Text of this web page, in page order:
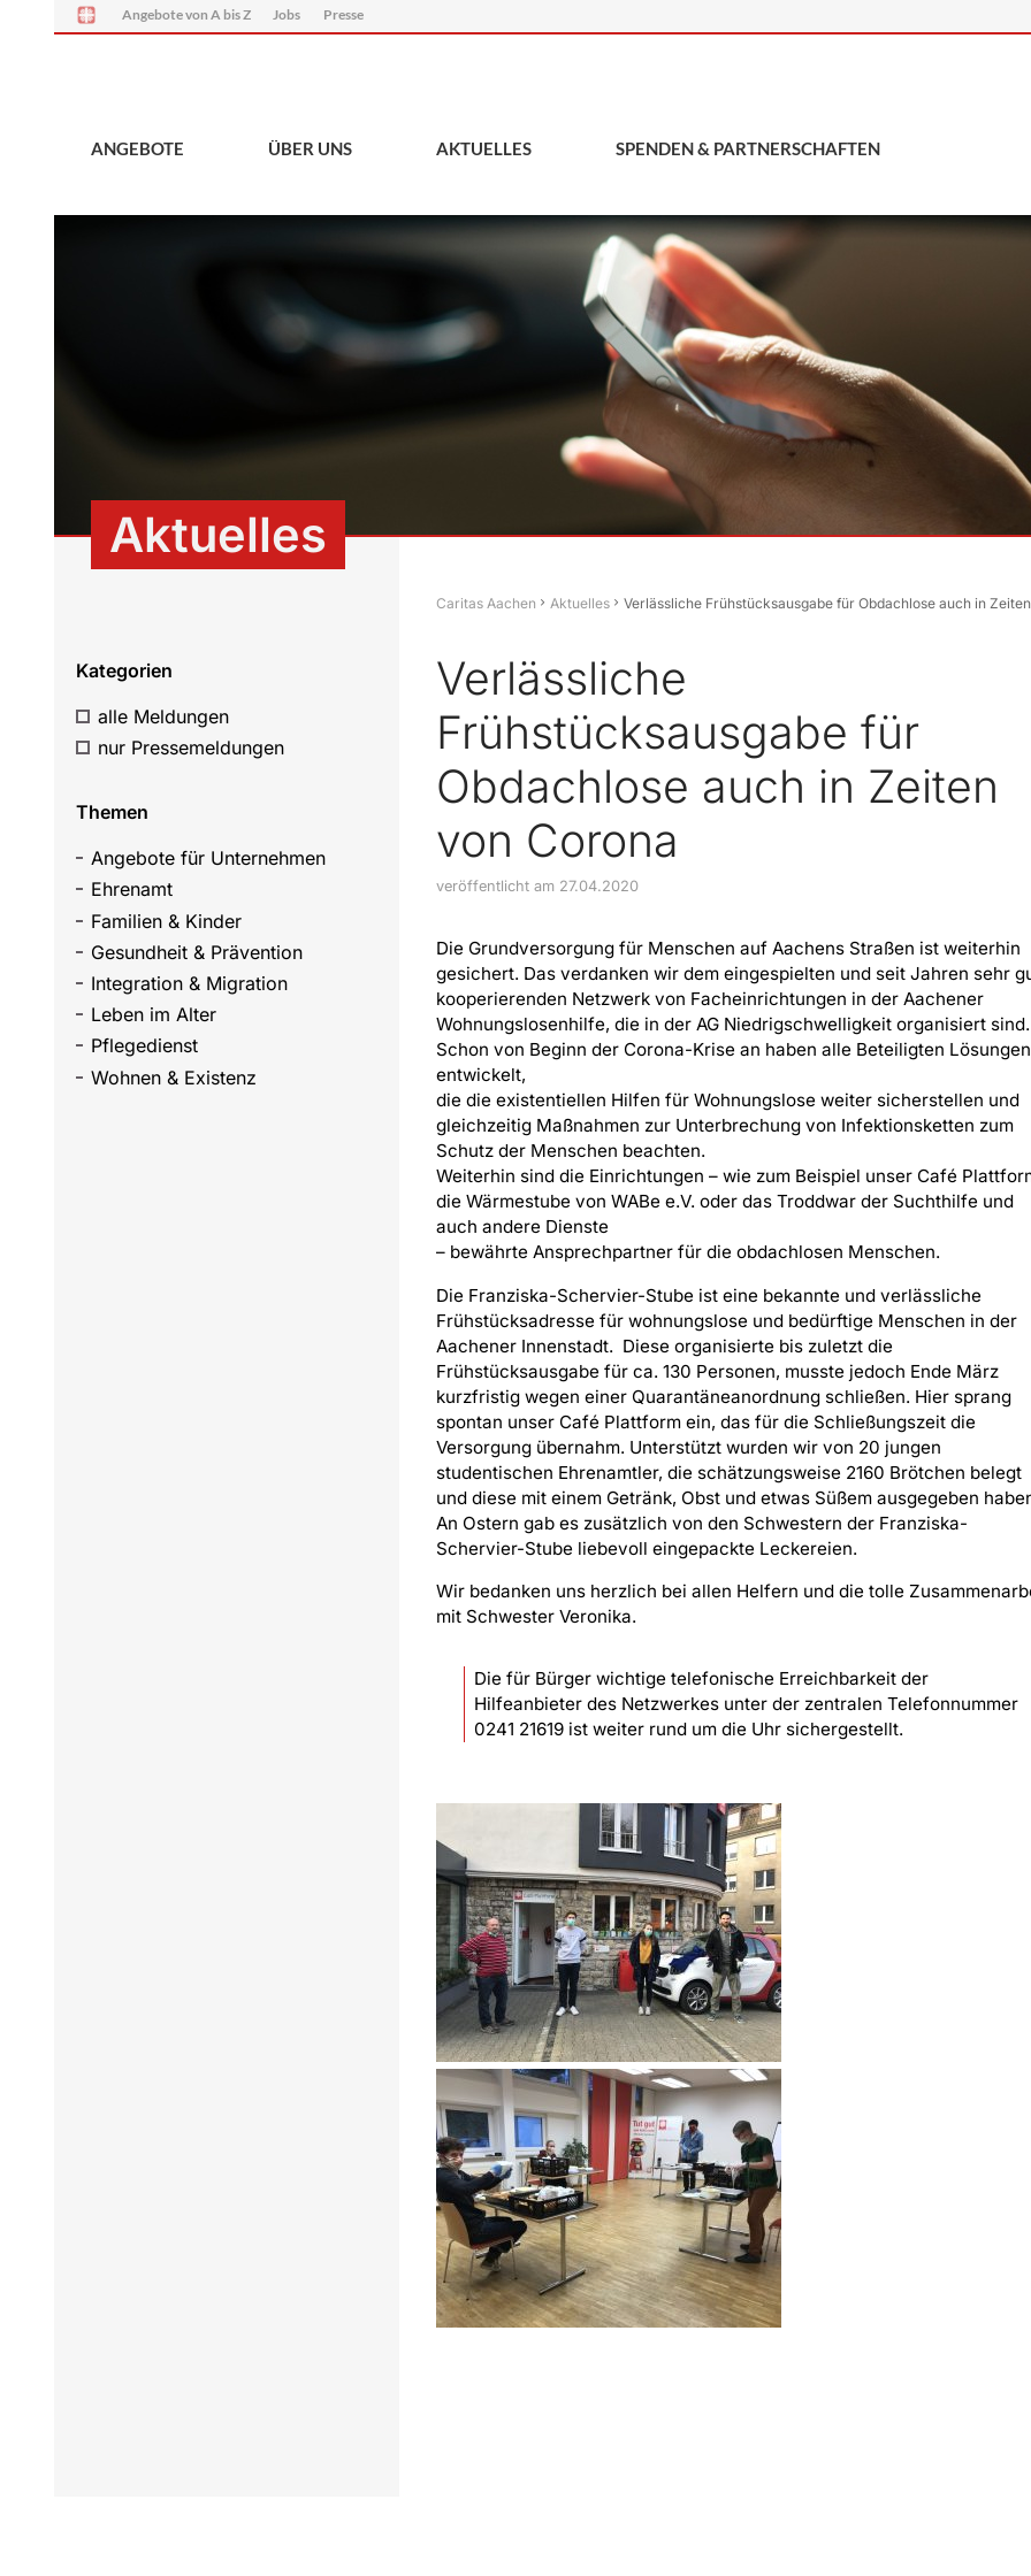
Angebote von A bis Z Jobs Presse
ANGEBOTE ÜBER UNS AKTUELLES SPENDEN & PARTNERSCHAFTEN
Aktuelles
Kategorien
alle Meldungen
nur Pressemeldungen
Themen
Angebote für Unternehmen
Ehrenamt
Familien & Kinder
Gesundheit & Prävention
Integration & Migration
Leben im Alter
Pflegedienst
Wohnen & Existenz
Caritas Aachen Aktuelles Verlässliche Frühstücksausgabe für Obdachlose auch in
Verlässliche
Frühstücksausgabe für
Obdachlose auch in Zeiten
von Corona
veröffentlicht am 27.04.2020
Die Grundversorgung für Menschen auf Aachens Straßen ist weiterhin
gesichert. Das verdanken wir dem eingespielten und seit Jahren sehr
kooperierenden Netzwerk von Facheinrichtungen in der Aachener
Wohnungslosenhilfe, die in der AG Niedrigschwelligkeit organisiert sind.
Schon von Beginn der Corona-Krise an haben alle Beteiligten Lösungen
entwickelt,
die die existentiellen Hilfen für Wohnungslose weiter sicherstellen und
gleichzeitig Maßnahmen zur Unterbrechung von Infektionsketten zum
Schutz der Menschen beachten.
Weiterhin sind die Einrichtungen – wie zum Beispiel unser Café
die Wärmestube von WABe e.V. oder das Troddwar der Suchthilfe und
auch andere Dienste
– bewährte Ansprechpartner für die obdachlosen Menschen.
Die Franziska-Schervier-Stube ist eine bekannte und verlässliche
Frühstücksadresse für wohnungslose und bedürftige Menschen in der
Aachener Innenstadt. Diese organisierte bis zuletzt die
Frühstücksausgabe für ca. 130 Personen, musste jedoch Ende März
kurzfristig wegen einer Quarantäneanordnung schließen. Hier sprang
spontan unser Café Plattform ein, das für die Schließungszeit die
Versorgung übernahm. Unterstützt wurden wir von 20 jungen
studentischen Ehrenamtler, die schätzungsweise 2160 Brötchen belegt
und diese mit einem Getränk, Obst und etwas Süßem ausgegeben
An Ostern gab es zusätzlich von den Schwestern der Franziska-
Schervier-Stube liebevoll eingepackte Leckereien.
Wir bedanken uns herzlich bei allen Helfern und die tolle
mit Schwester Veronika.
Die für Bürger wichtige telefonische Erreichbarkeit der
Hilfeanbieter des Netzwerkes unter der zentralen Telefonnummer
0241 21619 ist weiter rund um die Uhr sichergestellt.